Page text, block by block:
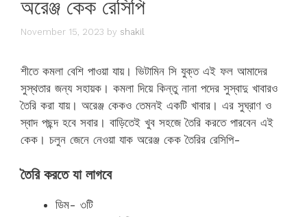
অরেঞ্জ কেক রেসিপি
November 15, 2023 by shakil
শীতে কমলা বেশি পাওয়া যায়। ভিটামিন সি যুক্ত এই ফল আমাদের
সুস্থতার জন্য সহায়ক। কমলা দিয়ে কিন্তু নানা পদের সুস্বাদু খাবারও
তৈরি করা যায়। অরেঞ্জ কেকও তেমনই একটি খাবার। এর সুঘ্রাণ ও
স্বাদ পছন্দ হবে সবার। বাড়িতেই খুব সহজে তৈরি করতে পারবেন এই
কেক। চলুন জেনে নেওয়া যাক অরেঞ্জ কেক তৈরির রেসিপি-
তৈরি করতে যা লাগবে
ডিম- ৩টি